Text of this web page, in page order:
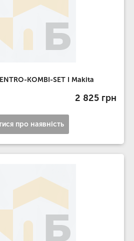
KOMBI-SET I Makita
2 825 грн
про наявність